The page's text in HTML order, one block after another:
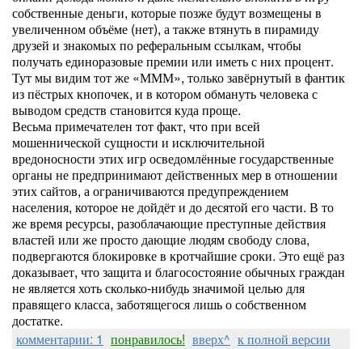
собственные деньги, которые позже будут возмещены в
увеличенном объёме (нет), а также втянуть в пирамиду
друзей и знакомых по реферальным ссылкам, чтобы
получать единоразовые премии или иметь с них процент.
Тут мы видим тот же «МММ», только завёрнутый в фантик
из пёстрых кнопочек, и в котором обмануть человека с
выводом средств становится куда проще.
Весьма примечателен тот факт, что при всей
мошеннической сущности и исключительной
вредоносности этих игр осведомлённые государственные
органы не предпринимают действенных мер в отношении
этих сайтов, а ограничиваются предупреждением
населения, которое не дойдёт и до десятой его части. В то
же время ресурсы, разоблачающие преступные действия
властей или же просто дающие людям свободу слова,
подвергаются блокировке в кротчайшие сроки. Это ещё раз
доказывает, что защита и благосостояние обычных граждан
не является хоть сколько-нибудь значимой целью для
правящего класса, заботящегося лишь о собственном
достатке.
комментарии: 1 понравилось! вверх^ к полной версии